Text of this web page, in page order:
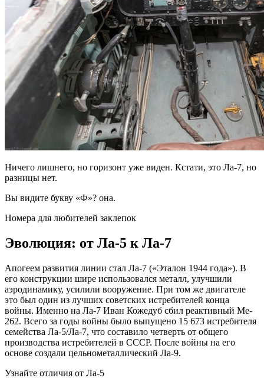
Ничего лишнего, но горизонт уже виден. Кстати, это Ла-7, но
разницы нет.
Вы видите букву «Ф»? она.
Номера для любителей заклепок
Эволюция: от Ла-5 к Ла-7
Апогеем развития линии стал Ла-7 («Эталон 1944 года»). В
его конструкции шире использовался металл, улучшили
аэродинамику, усилили вооружение. При том же двигателе
это был один из лучших советских истребителей конца
войны. Именно на Ла-7 Иван Кожедуб сбил реактивный Me-
262. Всего за годы войны было выпущено 15 673 истребителя
семейства Ла-5/Ла-7, что составило четверть от общего
производства истребителей в СССР. После войны на его
основе создали цельнометаллический Ла-9.
Узнайте отличия от Ла-5